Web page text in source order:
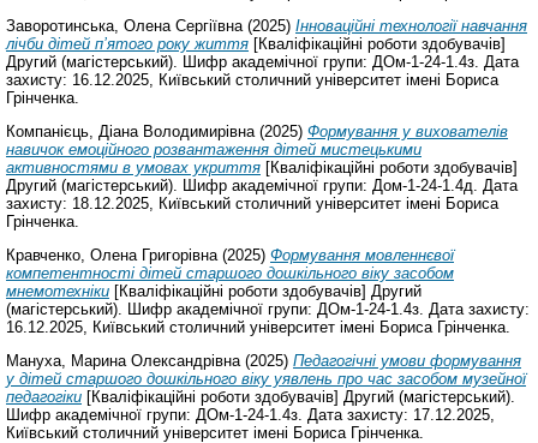
Заворотинська, Олена Сергіївна(2025) Інноваційні технології навчання
лічби дітей п’ятого року життя [Кваліфікаційні роботи здобувачів]
Другий (магістерський). Шифр академічної групи: ДОм-1-24-1.4з. Дата
захисту: 16.12.2025, Київський столичний університет імені Бориса
Грінченка.
Компанієць, Діана Володимирівна(2025) Формування у вихователів
навичок емоційного розвантаження дітей мистецькими
активностями в умовах укриття [Кваліфікаційні роботи здобувачів]
Другий (магістерський). Шифр академічної групи: Дом-1-24-1.4д. Дата
захисту: 18.12.2025, Київський столичний університет імені Бориса
Грінченка.
Кравченко, Олена Григорівна (2025) Формування мовленнєвої
компетентності дітей старшого дошкільного віку засобом
мнемотехніки [Кваліфікаційні роботи здобувачів] Другий
(магістерський). Шифр академічної групи: ДОм-1-24-1.4з. Дата захисту:
16.12.2025, Київський столичний університет імені Бориса Грінченка.
Мануха, Марина Олександрівна (2025) Педагогічні умови формування
у дітей старшого дошкільного віку уявлень про час засобом музейної
педагогіки [Кваліфікаційні роботи здобувачів] Другий (магістерський).
Шифр академічної групи: ДОм-1-24-1.4з. Дата захисту: 17.12.2025,
Київський столичний університет імені Бориса Грінченка.